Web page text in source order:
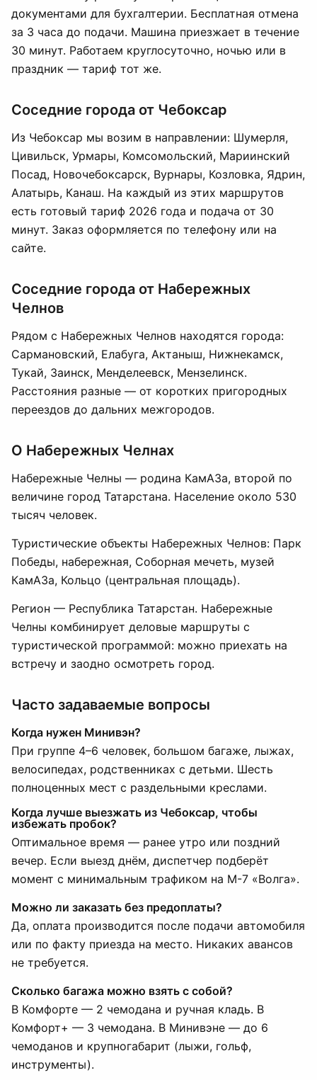
документами для бухгалтерии. Бесплатная отмена
за 3 часа до подачи. Машина приезжает в течение
30 минут. Работаем круглосуточно, ночью или в
праздник — тариф тот же.
Соседние города от Чебоксар
Из Чебоксар мы возим в направлении: Шумерля,
Цивильск, Урмары, Комсомольский, Мариинский
Посад, Новочебоксарск, Вурнары, Козловка, Ядрин,
Алатырь, Канаш. На каждый из этих маршрутов
есть готовый тариф 2026 года и подача от 30
минут. Заказ оформляется по телефону или на
сайте.
Соседние города от Набережных
Челнов
Рядом с Набережных Челнов находятся города:
Сармановский, Елабуга, Актаныш, Нижнекамск,
Тукай, Заинск, Менделеевск, Мензелинск.
Расстояния разные — от коротких пригородных
переездов до дальних межгородов.
О Набережных Челнах
Набережные Челны — родина КамАЗа, второй по
величине город Татарстана. Население около 530
тысяч человек.
Туристические объекты Набережных Челнов: Парк
Победы, набережная, Соборная мечеть, музей
КамАЗа, Кольцо (центральная площадь).
Регион — Республика Татарстан. Набережные
Челны комбинирует деловые маршруты с
туристической программой: можно приехать на
встречу и заодно осмотреть город.
Часто задаваемые вопросы
Когда нужен Минивэн?
При группе 4–6 человек, большом багаже, лыжах,
велосипедах, родственниках с детьми. Шесть
полноценных мест с раздельными креслами.
Когда лучше выезжать из Чебоксар, чтобы
избежать пробок?
Оптимальное время — ранее утро или поздний
вечер. Если выезд днём, диспетчер подберёт
момент с минимальным трафиком на М-7 «Волга».
Можно ли заказать без предоплаты?
Да, оплата производится после подачи автомобиля
или по факту приезда на место. Никаких авансов
не требуется.
Сколько багажа можно взять с собой?
В Комфорте — 2 чемодана и ручная кладь. В
Комфорт+ — 3 чемодана. В Минивэне — до 6
чемоданов и крупногабарит (лыжи, гольф,
инструменты).